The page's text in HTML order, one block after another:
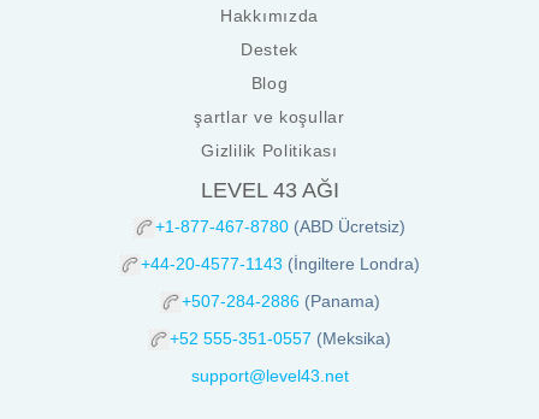
Hakkımızda
Destek
Blog
şartlar ve koşullar
Gizlilik Politikası
LEVEL 43 AĞI
+1-877-467-8780 (ABD Ücretsiz)
+44-20-4577-1143 (İngiltere Londra)
+507-284-2886 (Panama)
+52 555-351-0557 (Meksika)
support@level43.net